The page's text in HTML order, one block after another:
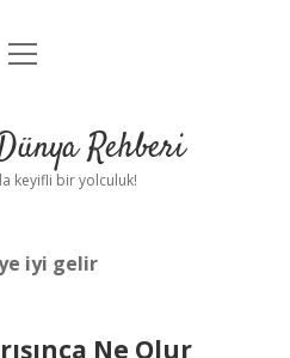
Uyarı
menüyü
Rehberi
keyifli bir yolculuk!
iyi gelir
Ne Olur